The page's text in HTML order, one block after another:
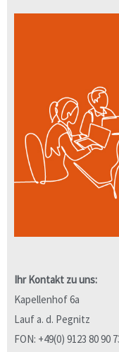
Ihr Kontakt zu uns:
Kapellenhof 6a
Lauf a. d. Pegnitz
FON: +49(0) 9123 80 90